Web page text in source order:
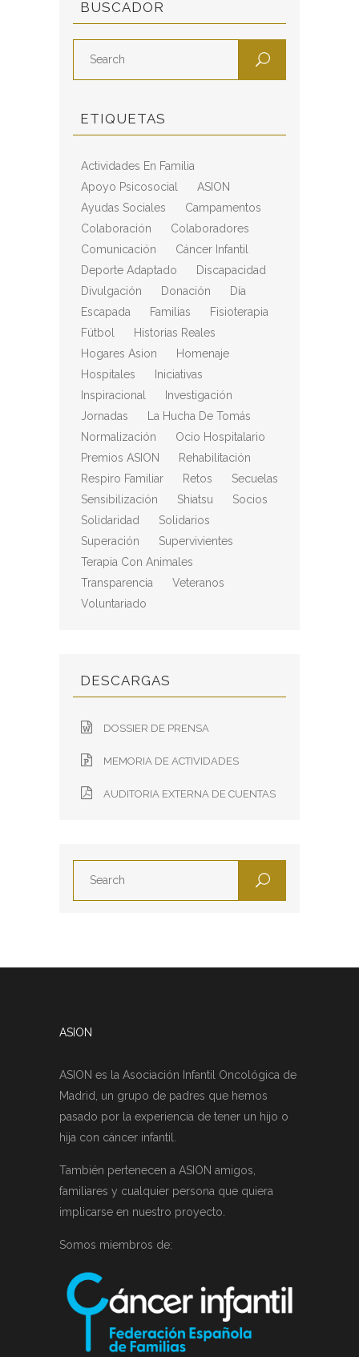
BUSCADOR
ETIQUETAS
Actividades En Familia
Apoyo Psicosocial
ASION
Ayudas Sociales
Campamentos
Colaboración
Colaboradores
Comunicación
Cáncer Infantil
Deporte Adaptado
Discapacidad
Divulgación
Donación
Día
Escapada
Familias
Fisioterapia
Fútbol
Historias Reales
Hogares Asion
Homenaje
Hospitales
Iniciativas
Inspiracional
Investigación
Jornadas
La Hucha De Tomás
Normalización
Ocio Hospitalario
Premios ASION
Rehabilitación
Respiro Familiar
Retos
Secuelas
Sensibilización
Shiatsu
Socios
Solidaridad
Solidarios
Superación
Supervivientes
Terapia Con Animales
Transparencia
Veteranos
Voluntariado
DESCARGAS
DOSSIER DE PRENSA
MEMORIA DE ACTIVIDADES
AUDITORIA EXTERNA DE CUENTAS
ASION
ASION es la Asociación Infantil Oncológica de
Madrid, un grupo de padres que hemos
pasado por la experiencia de tener un hijo o
hija con cáncer infantil.
También pertenecen a ASION amigos,
familiares y cualquier persona que quiera
implicarse en nuestro proyecto.
Somos miembros de: